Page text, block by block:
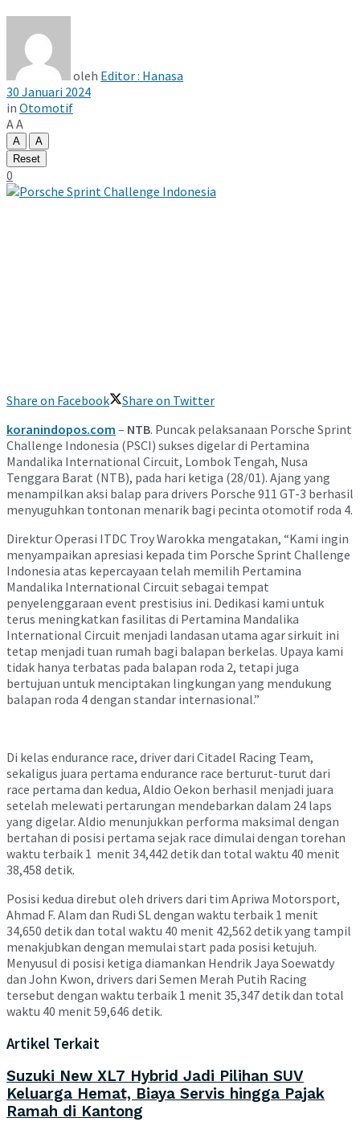
oleh Editor : Hanasa
30 Januari 2024
in Otomotif
AA
A
A
Reset
0
Share on Facebook
Share on Twitter
koranindopos.com – NTB. Puncak pelaksanaan Porsche Sprint
Challenge Indonesia (PSCI) sukses digelar di Pertamina
Mandalika International Circuit, Lombok Tengah, Nusa
Tenggara Barat (NTB), pada hari ketiga (28/01). Ajang yang
menampilkan aksi balap para drivers Porsche 911 GT-3 berhasil
menyuguhkan tontonan menarik bagi pecinta otomotif roda 4.
Direktur Operasi ITDC Troy Warokka mengatakan, “Kami ingin
menyampaikan apresiasi kepada tim Porsche Sprint Challenge
Indonesia atas kepercayaan telah memilih Pertamina
Mandalika International Circuit sebagai tempat
penyelenggaraan event prestisius ini. Dedikasi kami untuk
terus meningkatkan fasilitas di Pertamina Mandalika
International Circuit menjadi landasan utama agar sirkuit ini
tetap menjadi tuan rumah bagi balapan berkelas. Upaya kami
tidak hanya terbatas pada balapan roda 2, tetapi juga
bertujuan untuk menciptakan lingkungan yang mendukung
balapan roda 4 dengan standar internasional.”
Di kelas endurance race, driver dari Citadel Racing Team,
sekaligus juara pertama endurance race berturut-turut dari
race pertama dan kedua, Aldio Oekon berhasil menjadi juara
setelah melewati pertarungan mendebarkan dalam 24 laps
yang digelar. Aldio menunjukkan performa maksimal dengan
bertahan di posisi pertama sejak race dimulai dengan torehan
waktu terbaik 1 menit 34,442 detik dan total waktu 40 menit
38,458 detik.
Posisi kedua direbut oleh drivers dari tim Apriwa Motorsport,
Ahmad F. Alam dan Rudi SL dengan waktu terbaik 1 menit
34,650 detik dan total waktu 40 menit 42,562 detik yang tampil
menakjubkan dengan memulai start pada posisi ketujuh.
Menyusul di posisi ketiga diamankan Hendrik Jaya Soewatdy
dan John Kwon, drivers dari Semen Merah Putih Racing
tersebut dengan waktu terbaik 1 menit 35,347 detik dan total
waktu 40 menit 59,646 detik.
Artikel Terkait
Suzuki New XL7 Hybrid Jadi Pilihan SUV
Keluarga Hemat, Biaya Servis hingga Pajak
Ramah di Kantong